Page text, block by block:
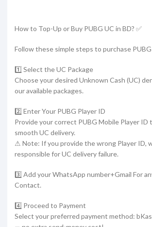
How to Top-Up or Buy PUBG UC in BD? ✅
Follow these simple steps to purchase PUBG
1️⃣ Select the UC Package
Choose your desired Unknown Cash (UC)
our available packages.
2️⃣ Enter Your PUBG Player ID
Provide your correct PUBG Mobile Player ID
smooth UC delivery.
⚠ Note: If you provide the wrong Player ID,
responsible for UC delivery failure.
3️⃣ Add your WhatsApp number+Gmail For
Contact.
4️⃣ Proceed to Payment
Select your preferred payment method: